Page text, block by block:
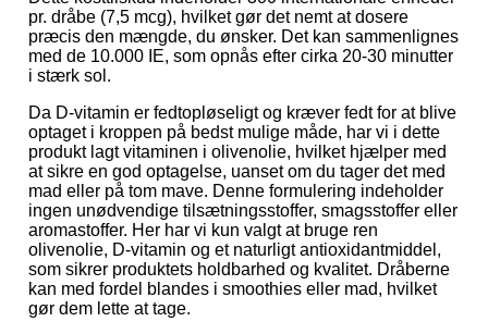
pr. dråbe (7,5 mcg), hvilket gør det nemt at dosere
præcis den mængde, du ønsker. Det kan sammenlignes
med de 10.000 IE, som opnås efter cirka 20-30 minutter
i stærk sol.
Da D-vitamin er fedtopløseligt og kræver fedt for at blive
optaget i kroppen på bedst mulige måde, har vi i dette
produkt lagt vitaminen i olivenolie, hvilket hjælper med
at sikre en god optagelse, uanset om du tager det med
mad eller på tom mave. Denne formulering indeholder
ingen unødvendige tilsætningsstoffer, smagsstoffer eller
aromastoffer. Her har vi kun valgt at bruge ren
olivenolie, D-vitamin og et naturligt antioxidantmiddel,
som sikrer produktets holdbarhed og kvalitet. Dråberne
kan med fordel blandes i smoothies eller mad, hvilket
gør dem lette at tage.